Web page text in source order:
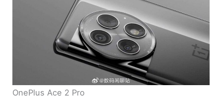
OnePlus Ace 2 Pro